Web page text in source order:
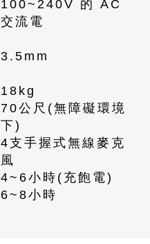
100~240V 的 AC
交流電
3.5mm
18kg
70公尺(無障礙環境
下)
4支手握式無線麥克
風
4~6小時(充飽電)
6~8小時